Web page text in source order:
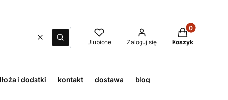
WyczyśćSzukaj Ulubione Zaloguj się
Produkty w
Koszyk
i dodatki kontakt dostawa blog